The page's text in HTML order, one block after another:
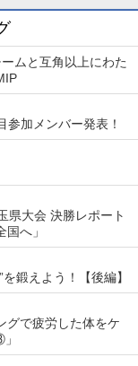
ムと互角以上にわた
参加メンバー発表！
県大会 決勝レポート
へ」
鍛えよう！【後編】
グで疲労した体をケ